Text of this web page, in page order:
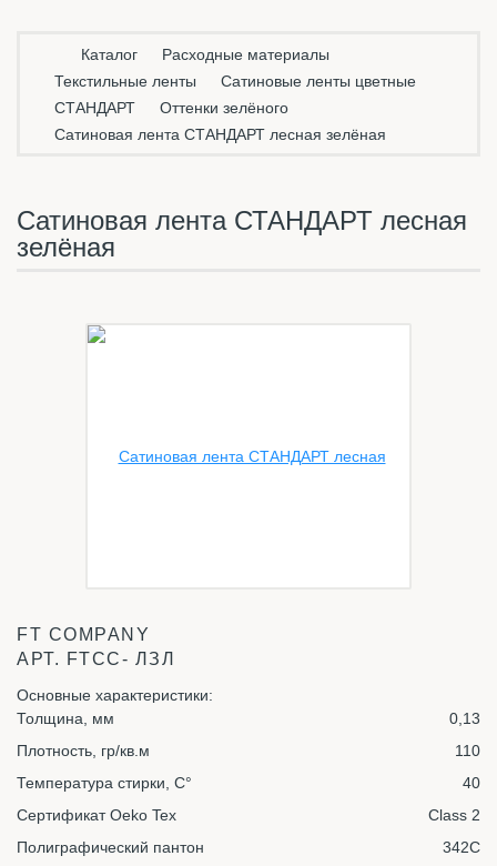
Каталог
Расходные материалы
Текстильные ленты
Сатиновые ленты цветные
СТАНДАРТ
Оттенки зелёного
Сатиновая лента СТАНДАРТ лесная зелёная
Сатиновая лента СТАНДАРТ лесная
зелёная
FT COMPANY
АРТ. FTСС- ЛЗЛ
Основные характеристики:
Толщина, мм
0,13
Плотность, гр/кв.м
110
Температура стирки, С°
40
Сертификат Oeko Tex
Class 2
Полиграфический пантон
342C